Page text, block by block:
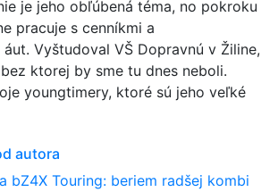
je jeho obľúbená téma, no pokroku
pracuje s cenníkmi a
Vyštudoval VŠ Dopravnú v Žiline,
ktorej by sme tu dnes neboli.
youngtimery, ktoré sú jeho veľké
autora
bZ4X Touring: beriem radšej kombi